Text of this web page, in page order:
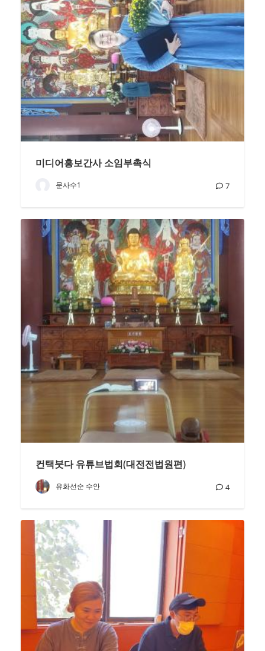
미디어홍보간사 소임부촉식
문사수1 7
컨택붓다 유튜브법회(대전전법원편)
유화선순 수안 4